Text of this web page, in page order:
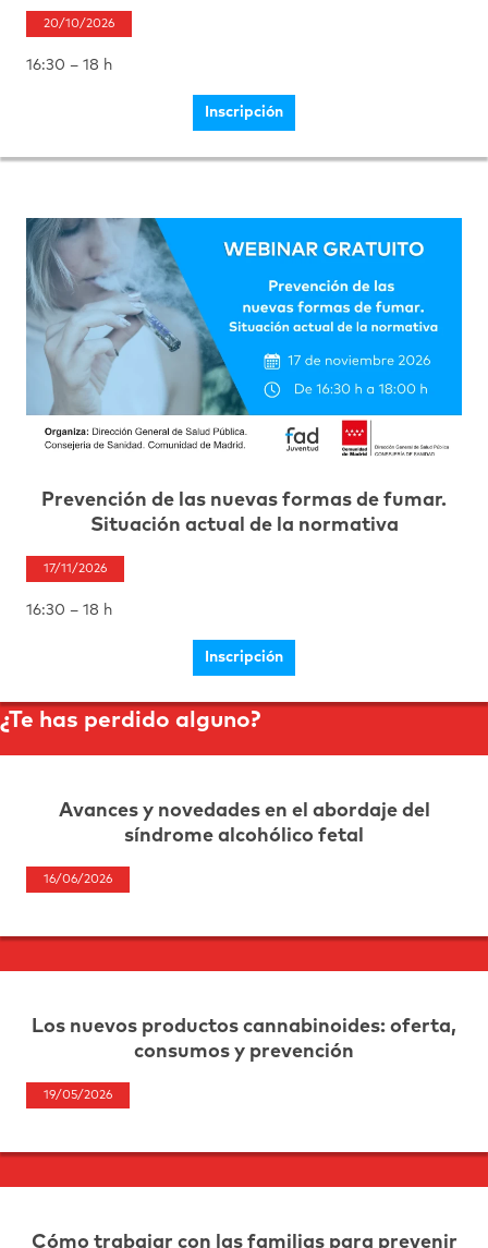
20/10/2026
16:30 – 18 h
Inscripción
Prevención de las nuevas formas de fumar.
Situación actual de la normativa
17/11/2026
16:30 – 18 h
Inscripción
¿Te has perdido alguno?
Avances y novedades en el abordaje del
síndrome alcohólico fetal
16/06/2026
Los nuevos productos cannabinoides: oferta,
consumos y prevención
19/05/2026
Cómo trabajar con las familias para prevenir